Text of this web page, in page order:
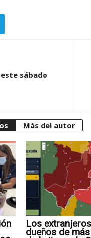
sábado
Más del autor
Los
dueños de